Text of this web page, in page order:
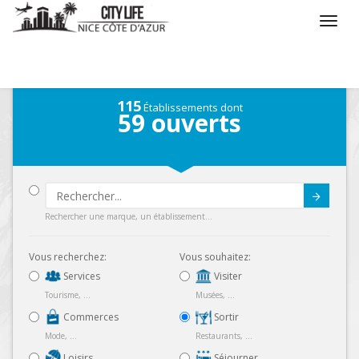
115Établissements dont
59 ouverts
Rechercher une marque, un établissement...
Vous recherchez:
Services
Tourisme, ...
Commerces
Mode, ...
Vous souhaitez:
Visiter
Musées, ...
Sortir
Restaurants, ...